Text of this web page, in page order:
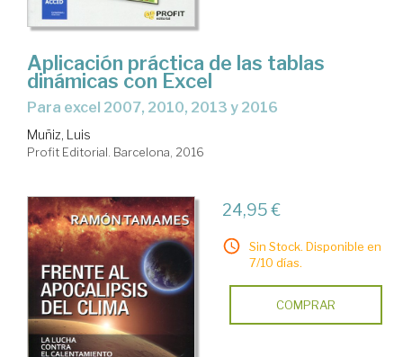
Aplicación práctica de las tablas
dinámicas con Excel
para excel 2007, 2010, 2013 y 2016
Muñiz, Luis
Profit Editorial. Barcelona, 2016
24,95 €
Sin Stock. Disponible en
7/10 días.
COMPRAR